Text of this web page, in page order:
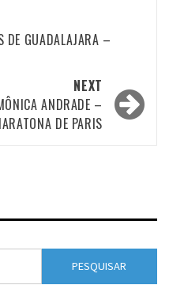
DE GUADALAJARA –
NEXT
ANDRADE –
DE PARIS